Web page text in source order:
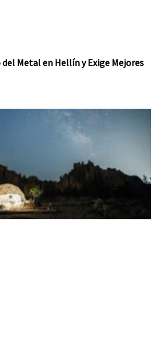
del Metal en Hellín y Exige Mejores